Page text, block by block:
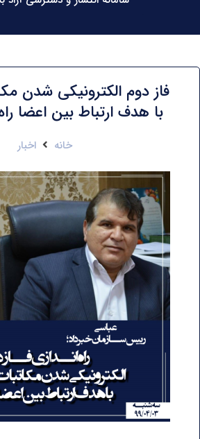
فاز دوم الکترونیکی شدن
با هدف ارتباط بین اعضا
خانه اخبار